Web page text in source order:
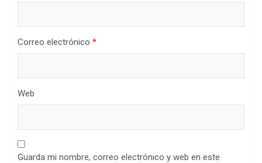
Correo electrónico *
Web
Guarda mi nombre, correo electrónico y web en este